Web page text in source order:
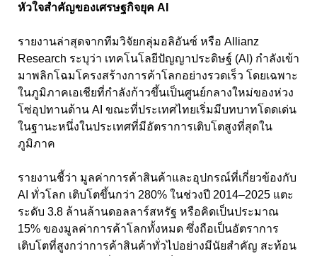
หัวใจสำคัญของเศรษฐกิจยุค AI
รายงานล่าสุดจากทีมวิจัยกลุ่มอลิอันซ์ หรือ Allianz
Research ระบุว่า เทคโนโลยีปัญญาประดิษฐ์ (AI) กำลังเข้า
มาพลิกโฉมโครงสร้างการค้าโลกอย่างรวดเร็ว โดยเฉพาะ
ในภูมิภาคเอเชียที่กำลังก้าวขึ้นเป็นศูนย์กลางใหม่ของห่วง
โซ่อุปทานด้าน AI ขณะที่ประเทศไทยเริ่มมีบทบาทโดดเด่น
ในฐานะหนึ่งในประเทศที่มีอัตราการเติบโตสูงที่สุดใน
ภูมิภาค
รายงานชี้ว่า มูลค่าการค้าสินค้าและอุปกรณ์ที่เกี่ยวข้องกับ
AI ทั่วโลก เติบโตขึ้นกว่า 280% ในช่วงปี 2014–2025 แตะ
ระดับ 3.8 ล้านล้านดอลลาร์สหรัฐ หรือคิดเป็นประมาณ
15% ของมูลค่าการค้าโลกทั้งหมด ซึ่งถือเป็นอัตราการ
เติบโตที่สูงกว่าการค้าสินค้าทั่วไปอย่างมีนัยสำคัญ สะท้อน